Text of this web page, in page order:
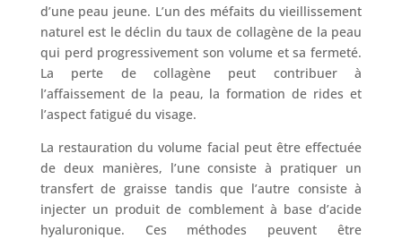
d’une peau jeune. L’un des méfaits du vieillissement
naturel est le déclin du taux de collagène de la peau
qui perd progressivement son volume et sa fermeté.
La perte de collagène peut contribuer à
l’affaissement de la peau, la formation de rides et
l’aspect fatigué du visage.
La restauration du volume facial peut être effectuée
de deux manières, l’une consiste à pratiquer un
transfert de graisse tandis que l’autre consiste à
injecter un produit de comblement à base d’acide
hyaluronique. Ces méthodes peuvent être